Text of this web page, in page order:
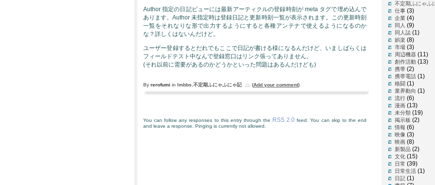
Author 指定の日記ビューには最新アーティクルの登録時刻が meta タグで埋め込んで
あります。Author 未指定時は登録日記と更新時刻一覧が表示されます。この更新時刻
一覧をそれなりな形で出力するようにすると各種アンテナで使えるようになるのか
な？詳しくはないんだけど。
ユーザー登録するとだれでもここで日記が書ける様になるんだけど、いましばらくは
フィールドテスト中なんで登録窓口はリンク張ってありません。
(それ以前に需要があるのかどうかといった問題はあるんだけども)
By rerofumi in lmbbs 不定期ふにゃふにゃ記.::. (Add your comment)
You can follow any responses to this entry through the RSS 2.0 feed. You can skip to the end
and leave a response. Pinging is currently not allowed.
不定期ふにゃふ
仕事 (3)
企業 (4)
同人 (9)
同人誌 (1)
娯楽 (8)
市場 (3)
周辺機器 (11)
創作活動 (13)
携帯 (2)
携帯電話 (1)
格闘 (1)
業界動向 (1)
流行 (6)
漫画 (13)
未分類 (19)
掲示板 (2)
情報 (6)
映像 (3)
映画 (8)
新製品 (2)
文化 (15)
日常 (39)
日常生活 (1)
日記 (1)